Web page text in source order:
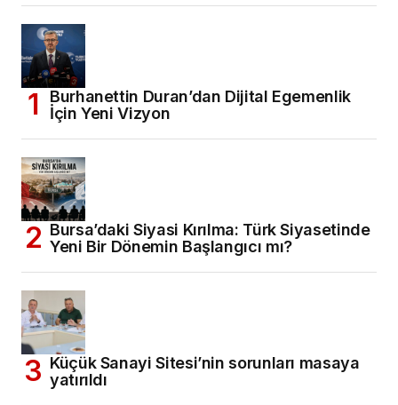
Burhanettin Duran’dan Dijital Egemenlik
İçin Yeni Vizyon
Bursa’daki Siyasi Kırılma: Türk Siyasetinde
Yeni Bir Dönemin Başlangıcı mı?
Küçük Sanayi Sitesi’nin sorunları masaya
yatırıldı